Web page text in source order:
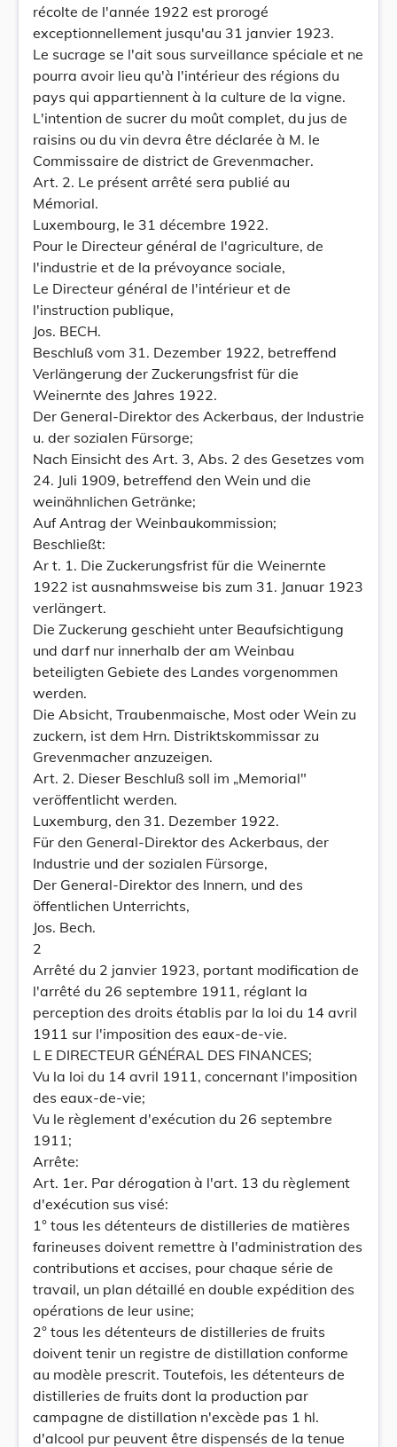
récolte de l'année 1922 est prorogé
exceptionnellement jusqu'au 31 janvier 1923.
Le sucrage se l'ait sous surveillance spéciale et ne
pourra avoir lieu qu'à l'intérieur des régions du
pays qui appartiennent à la culture de la vigne.
L'intention de sucrer du moût complet, du jus de
raisins ou du vin devra être déclarée à M. le
Commissaire de district de Grevenmacher.
Art. 2. Le présent arrêté sera publié au
Mémorial.
Luxembourg, le 31 décembre 1922.
Pour le Directeur général de l'agriculture, de
l'industrie et de la prévoyance sociale,
Le Directeur général de l'intérieur et de
l'instruction publique,
Jos. BECH.
Beschluß vom 31. Dezember 1922, betreffend
Verlängerung der Zuckerungsfrist für die
Weinernte des Jahres 1922.
Der General-Direktor des Ackerbaus, der Industrie
u. der sozialen Fürsorge;
Nach Einsicht des Art. 3, Abs. 2 des Gesetzes vom
24. Juli 1909, betreffend den Wein und die
weinähnlichen Getränke;
Auf Antrag der Weinbaukommission;
Beschließt:
Ar t. 1. Die Zuckerungsfrist für die Weinernte
1922 ist ausnahmsweise bis zum 31. Januar 1923
verlängert.
Die Zuckerung geschieht unter Beaufsichtigung
und darf nur innerhalb der am Weinbau
beteiligten Gebiete des Landes vorgenommen
werden.
Die Absicht, Traubenmaische, Most oder Wein zu
zuckern, ist dem Hrn. Distriktskommissar zu
Grevenmacher anzuzeigen.
Art. 2. Dieser Beschluß soll im „Memorial"
veröffentlicht werden.
Luxemburg, den 31. Dezember 1922.
Für den General-Direktor des Ackerbaus, der
Industrie und der sozialen Fürsorge,
Der General-Direktor des Innern, und des
öffentlichen Unterrichts,
Jos. Bech.
2
Arrêté du 2 janvier 1923, portant modification de
l'arrêté du 26 septembre 1911, réglant la
perception des droits établis par la loi du 14 avril
1911 sur l'imposition des eaux-de-vie.
L E DIRECTEUR GÉNÉRAL DES FINANCES;
Vu la loi du 14 avril 1911, concernant l'imposition
des eaux-de-vie;
Vu le règlement d'exécution du 26 septembre
1911;
Arrête:
Art. 1er. Par dérogation à l'art. 13 du règlement
d'exécution sus visé:
1° tous les détenteurs de distilleries de matières
farineuses doivent remettre à l'administration des
contributions et accises, pour chaque série de
travail, un plan détaillé en double expédition des
opérations de leur usine;
2° tous les détenteurs de distilleries de fruits
doivent tenir un registre de distillation conforme
au modèle prescrit. Toutefois, les détenteurs de
distilleries de fruits dont la production par
campagne de distillation n'excède pas 1 hl.
d'alcool pur peuvent être dispensés de la tenue